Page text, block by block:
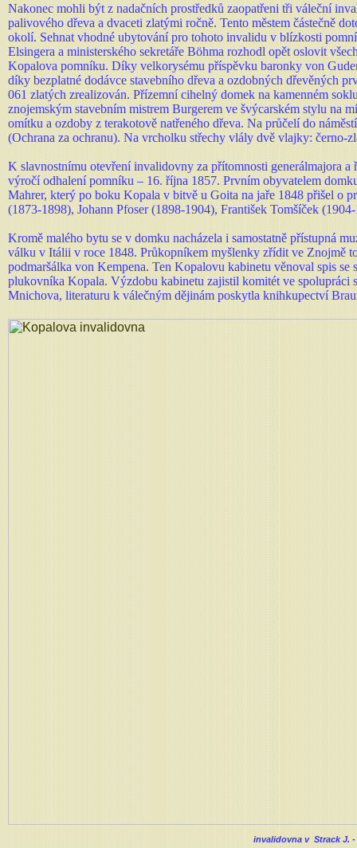
Nakonec mohli být z nadačních prostředků zaopatřeni tři váleční
palivového dřeva a dvaceti zlatými ročně. Tento městem částečně
okolí. Sehnat vhodné ubytování pro tohoto invalidu v blízkosti
Elsingera a ministerského sekretáře Böhma rozhodl opět oslovit
Kopalova pomníku. Díky velkorysému příspěvku baronky von
díky bezplatné dodávce stavebního dřeva a ozdobných dřevěných
061 zlatých zrealizován. Přízemní cihelný domek na kamenném
znojemským stavebním mistrem Burgerem ve švýcarském stylu na
omítku a ozdoby z terakotově natřeného dřeva. Na průčelí do
(Ochrana za ochranu). Na vrcholku střechy vlály dvě vlajky: černo-
K slavnostnímu otevření invalidovny za přítomnosti generálmajora
výročí odhalení pomníku – 16. října 1857. Prvním obyvatelem
Mahrer, který po boku Kopala v bitvě u Goita na jaře 1848 přišel o
(1873-1898), Johann Pfoser (1898-1904), František Tomšíček
Kromě malého bytu se v domku nacházela i samostatně přístupná
válku v Itálii v roce 1848. Průkopníkem myšlenky zřídit ve Znojmě
podmaršálka von Kempena. Ten Kopalovu kabinetu věnoval spis
plukovníka Kopala. Výzdobu kabinetu zajistil komitét ve
Mnichova, literaturu k válečným dějinám poskytla knihkupectví
invalidovna v Strack J.